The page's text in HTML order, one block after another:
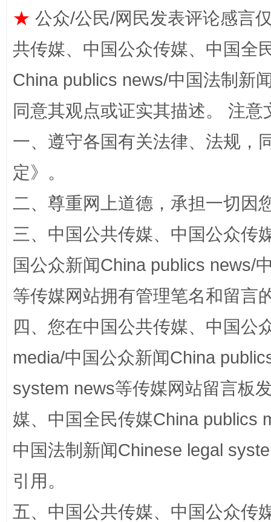
一颗心始终滚烫 还
完善运行机制助力责任有效落实
★ 公众/公民/网民发表评论感言
共传媒、中国公众传媒、中国全
China publics news/中国法制新
同意其观点或证实其描述。 注
一、遵守各国有关法律、法规，
定》。
二、尊重网上道德，承担一切因
三、中国公共传媒、中国公众传
国公众新闻China publics news/
等传媒网站拥有管理笔名和留言
四、您在中国公共传媒、中国公
media/中国公众新闻China
system news等传媒网站留言板
媒、中国全民传媒China publics
中国法制新闻Chinese legal
引用。
五、中国公共传媒、中国公众传